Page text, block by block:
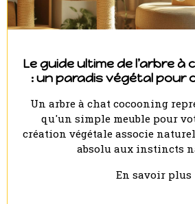
Le guide ultime de l’arbre
: un paradis végétal pour
Un arbre à chat cocooning
qu'un simple meuble pour
création végétale associe
absolu aux instincts
En savoir plus